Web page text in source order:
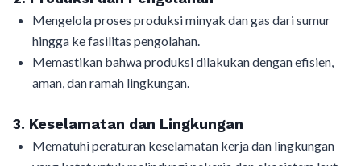
Mengelola proses produksi minyak dan gas dari sumur
hingga ke fasilitas pengolahan.
Memastikan bahwa produksi dilakukan dengan efisien,
aman, dan ramah lingkungan.
3. Keselamatan dan Lingkungan
Mematuhi peraturan keselamatan kerja dan lingkungan